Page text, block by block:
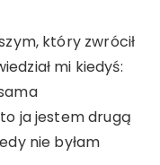
który zwrócił
mi kiedyś:
ja jestem drugą
nie byłam